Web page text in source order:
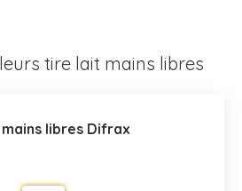
tire lait mains libres
libres Difrax